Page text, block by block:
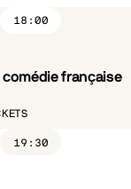
18:00
comédie française
19:30